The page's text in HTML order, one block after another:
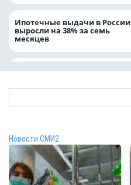
Ипотечные выдачи в России
выросли на 38% за семь
месяцев
Новости СМИ2